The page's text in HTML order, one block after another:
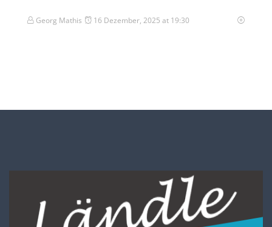
Georg Mathis 16 Dezember, 2025 at 19:30